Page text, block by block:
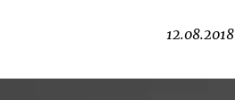
12.08.2018